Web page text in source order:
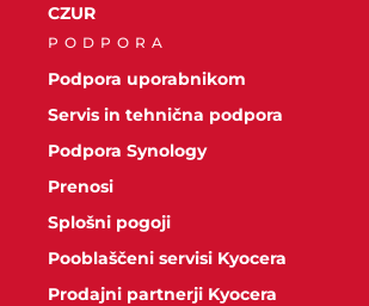
CZUR
PODPORA
Podpora uporabnikom
Servis in tehnična podpora
Podpora Synology
Prenosi
Splošni pogoji
Pooblaščeni servisi Kyocera
Prodajni partnerji Kyocera